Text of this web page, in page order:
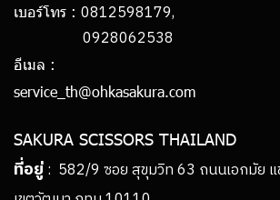
เบอร์โทร : 0812598179,
0928062538
อีเมล :
service_th@ohkasakura.com
SAKURA SCISSORS THAILAND
ที่อยู่: 582/9 ซอย สุขุมวิท 63 ถนนเอกมัย แ